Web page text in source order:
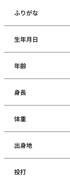
ふりがな
生年月日
年齢
身長
体重
出身地
投打